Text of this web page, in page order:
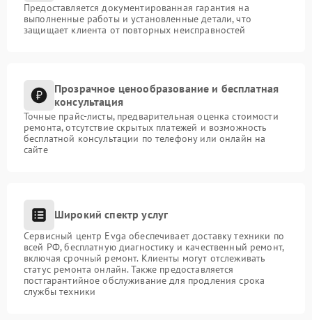
Предоставляется документированная гарантия на
выполненные работы и установленные детали, что
защищает клиента от повторных неисправностей
Прозрачное ценообразование и бесплатная
консультация
Точные прайс-листы, предварительная оценка стоимости
ремонта, отсутствие скрытых платежей и возможность
бесплатной консультации по телефону или онлайн на
сайте
Широкий спектр услуг
Сервисный центр Evga обеспечивает доставку техники по
всей РФ, бесплатную диагностику и качественный ремонт,
включая срочный ремонт. Клиенты могут отслеживать
статус ремонта онлайн. Также предоставляется
постгарантийное обслуживание для продления срока
службы техники